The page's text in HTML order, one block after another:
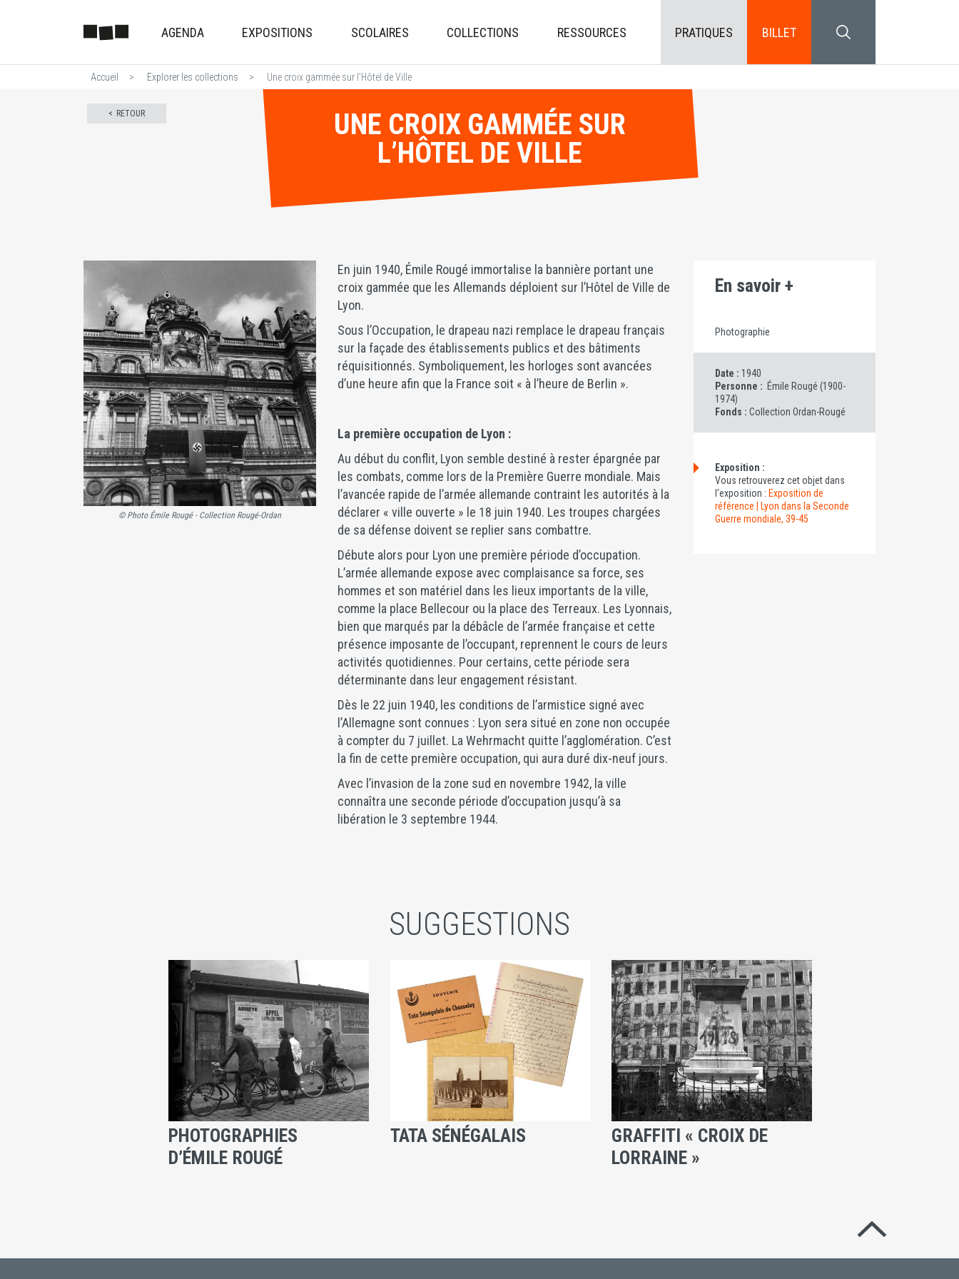
au
AGENDA EXPOSITIONS SCOLAIRES COLLECTIONS RESSOURCES PRATIQUES BILLET SEARCH BLOCK
Accueil Explorer les collections Une croix gammée sur l’Hôtel de Ville
UNE CROIX GAMMÉE SUR
L’HÔTEL DE VILLE
RETOUR
© Photo Émile Rougé - Collection Rougé-Ordan
En juin 1940, Émile Rougé immortalise la bannière portant une
croix gammée que les Allemands déploient sur l’Hôtel de Ville de
Lyon.
Sous l’Occupation, le drapeau nazi remplace le drapeau français
sur la façade des établissements publics et des bâtiments
réquisitionnés. Symboliquement, les horloges sont avancées
d’une heure afin que la France soit « à l’heure de Berlin ».
La première occupation de Lyon :
Au début du conflit, Lyon semble destiné à rester épargnée par
les combats, comme lors de la Première Guerre mondiale. Mais
l’avancée rapide de l’armée allemande contraint les autorités à la
déclarer « ville ouverte » le 18 juin 1940. Les troupes chargées
de sa défense doivent se replier sans combattre.
Débute alors pour Lyon une première période d’occupation.
L’armée allemande expose avec complaisance sa force, ses
hommes et son matériel dans les lieux importants de la ville,
comme la place Bellecour ou la place des Terreaux. Les Lyonnais,
bien que marqués par la débâcle de l’armée française et cette
présence imposante de l’occupant, reprennent le cours de leurs
activités quotidiennes. Pour certains, cette période sera
déterminante dans leur engagement résistant.
Dès le 22 juin 1940, les conditions de l’armistice signé avec
l’Allemagne sont connues : Lyon sera situé en zone non occupée
à compter du 7 juillet. La Wehrmacht quitte l’agglomération. C’est
la fin de cette première occupation, qui aura duré dix-neuf jours.
Avec l’invasion de la zone sud en novembre 1942, la ville
connaîtra une seconde période d’occupation jusqu’à sa
libération le 3 septembre 1944.
En savoir +
Photographie
Date : 1940
Personne : Émile Rougé (1900-
1974)
Fonds : Collection Ordan-Rougé
Exposition :
Vous retrouverez cet objet dans
l’exposition : Exposition de
référence | Lyon dans la Seconde
Guerre mondiale, 39-45
SUGGESTIONS
PHOTOGRAPHIES
D’ÉMILE ROUGÉ
TATA SÉNÉGALAIS
GRAFFITI « CROIX DE
LORRAINE »